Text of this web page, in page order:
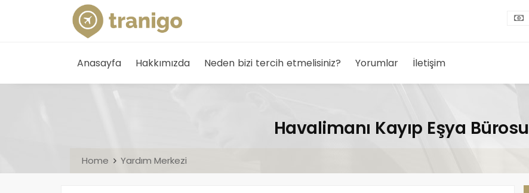
Anasayfa Hakkımızda Neden bizi tercih etmelisiniz? Yorumlar İletişim
Havalimanı Kayıp Eşya Bürosu
Home Yardım Merkezi